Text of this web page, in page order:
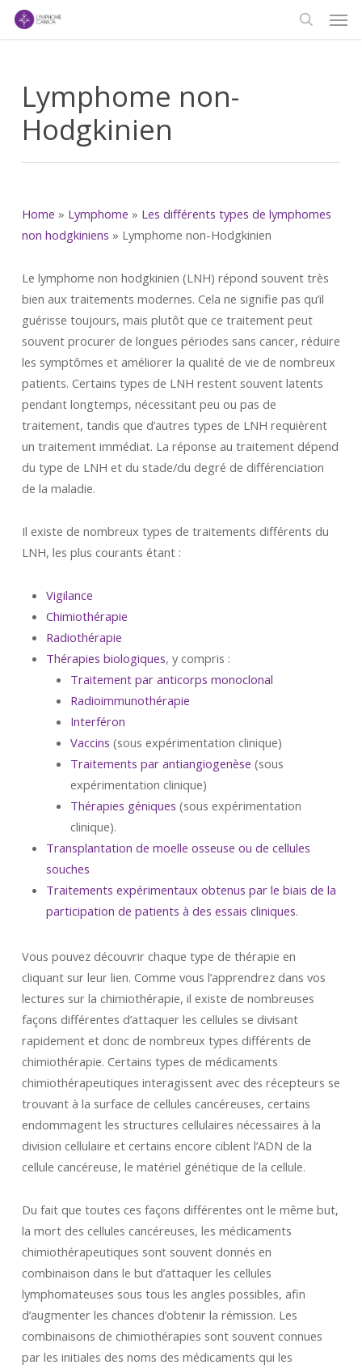
Skip
Lymphome non-
Hodgkinien
Home » Lymphome » Les différents types de lymphomes
non hodgkiniens » Lymphome non-Hodgkinien
Le lymphome non hodgkinien (LNH) répond souvent très
bien aux traitements modernes. Cela ne signifie pas qu’il
guérisse toujours, mais plutôt que ce traitement peut
souvent procurer de longues périodes sans cancer, réduire
les symptômes et améliorer la qualité de vie de nombreux
patients. Certains types de LNH restent souvent latents
pendant longtemps, nécessitant peu ou pas de
traitement, tandis que d’autres types de LNH requièrent
un traitement immédiat. La réponse au traitement dépend
du type de LNH et du stade/du degré de différenciation
de la maladie.
Il existe de nombreux types de traitements différents du
LNH, les plus courants étant :
Vigilance
Chimiothérapie
Radiothérapie
Thérapies biologiques, y compris :
Traitement par anticorps monoclonal
Radioimmunothérapie
Interféron
Vaccins (sous expérimentation clinique)
Traitements par antiangiogenèse (sous
expérimentation clinique)
Thérapies géniques (sous expérimentation
clinique).
Transplantation de moelle osseuse ou de cellules
souches
Traitements expérimentaux obtenus par le biais de la
participation de patients à des essais cliniques.
Vous pouvez découvrir chaque type de thérapie en
cliquant sur leur lien. Comme vous l’apprendrez dans vos
lectures sur la chimiothérapie, il existe de nombreuses
façons différentes d’attaquer les cellules se divisant
rapidement et donc de nombreux types différents de
chimiothérapie. Certains types de médicaments
chimiothérapeutiques interagissent avec des récepteurs se
trouvant à la surface de cellules cancéreuses, certains
endommagent les structures cellulaires nécessaires à la
division cellulaire et certains encore ciblent l’ADN de la
cellule cancéreuse, le matériel génétique de la cellule.
Du fait que toutes ces façons différentes ont le même but,
la mort des cellules cancéreuses, les médicaments
chimiothérapeutiques sont souvent donnés en
combinaison dans le but d’attaquer les cellules
lymphomateuses sous tous les angles possibles, afin
d’augmenter les chances d’obtenir la rémission. Les
combinaisons de chimiothérapies sont souvent connues
par les initiales des noms des médicaments qui les